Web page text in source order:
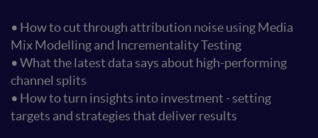
• How to cut through attribution noise using Media
Mix Modelling and Incrementality Testing
• What the latest data says about high-performing
channel splits
• How to turn insights into investment - setting
targets and strategies that deliver results